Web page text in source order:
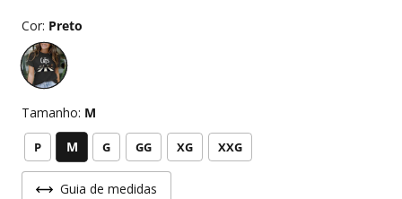
Cor: Preto
Tamanho: M
P M G GG XG XXG
Guia de medidas